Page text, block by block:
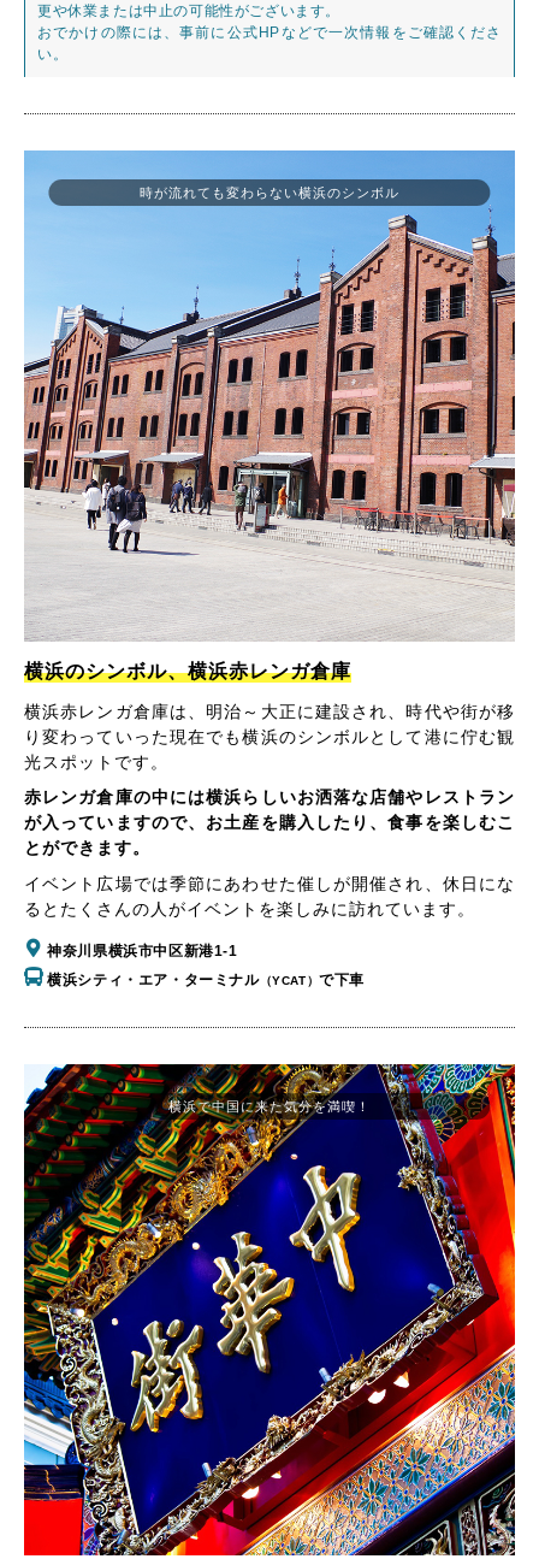
更や休業または中止の可能性がございます。
おでかけの際には、事前に公式HPなどで一次情報をご確認くださ
い。
時が流れても変わらない横浜のシンボル
横浜のシンボル、横浜赤レンガ倉庫
横浜赤レンガ倉庫は、明治～大正に建設され、時代や街が移
り変わっていった現在でも横浜のシンボルとして港に佇む観
光スポットです。
赤レンガ倉庫の中には横浜らしいお洒落な店舗やレストラン
が入っていますので、お土産を購入したり、食事を楽しむこ
とができます。
イベント広場では季節にあわせた催しが開催され、休日にな
るとたくさんの人がイベントを楽しみに訪れています。
神奈川県横浜市中区新港1-1
横浜シティ・エア・ターミナル（YCAT）で下車
横浜で中国に来た気分を満喫！